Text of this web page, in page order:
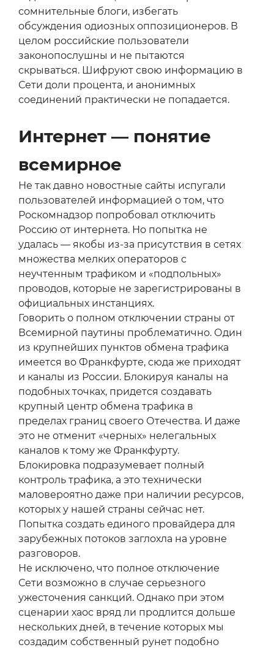
сомнительные блоги, избегать
обсуждения одиозных оппозиционеров. В
целом российские пользователи
законопослушны и не пытаются
скрываться. Шифруют свою информацию в
Сети доли процента, и анонимных
соединений практически не попадается.
Интернет — понятие
всемирное
Не так давно новостные сайты испугали
пользователей информацией о том, что
Роскомнадзор попробовал отключить
Россию от интернета. Но попытка не
удалась — якобы из-за присутствия в сетях
множества мелких операторов с
неучтенным трафиком и «подпольных»
проводов, которые не зарегистрированы в
официальных инстанциях.
Говорить о полном отключении страны от
Всемирной паутины проблематично. Один
из крупнейших пунктов обмена трафика
имеется во Франкфурте, сюда же приходят
и каналы из России. Блокируя каналы на
подобных точках, придется создавать
крупный центр обмена трафика в
пределах границ своего Отечества. И даже
это не отменит «черных» нелегальных
каналов к тому же Франкфурту.
Блокировка подразумевает полный
контроль трафика, а это технически
маловероятно даже при наличии ресурсов,
которых у нашей страны сейчас нет.
Попытка создать единого провайдера для
зарубежных потоков заглохла на уровне
разговоров.
Не исключено, что полное отключение
Сети возможно в случае серьезного
ужесточения санкций. Однако при этом
сценарии хаос вряд ли продлится дольше
нескольких дней, в течение которых мы
создадим собственный рунет подобно